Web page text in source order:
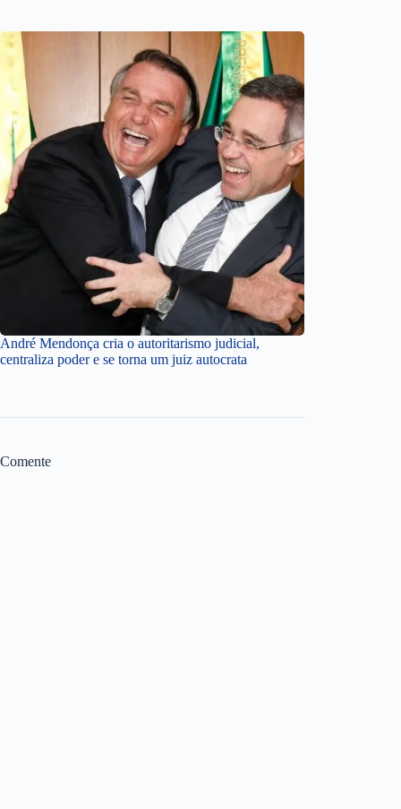
André Mendonça cria o autoritarismo judicial,
centraliza poder e se torna um juiz autocrata
Comente